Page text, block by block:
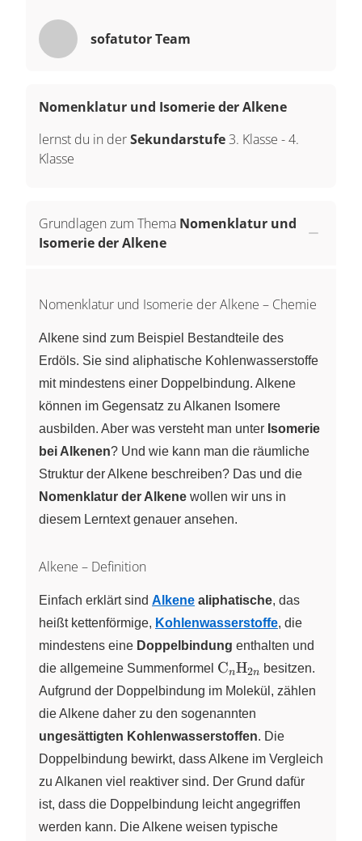
sofatutor Team
Nomenklatur und Isomerie der Alkene
lernst du in derSekundarstufe 3. Klasse -4.
Klasse
Grundlagen zum Thema Nomenklatur und
Isomerie der Alkene
Nomenklatur und Isomerie der Alkene – Chemie
Alkene sind zum Beispiel Bestandteile des
Erdöls. Sie sind aliphatische Kohlenwasserstoffe
mit mindestens einer Doppelbindung. Alkene
können im Gegensatz zu Alkanen Isomere
ausbilden. Aber was versteht man unter Isomerie
bei Alkenen? Und wie kann man die räumliche
Struktur der Alkene beschreiben? Das und die
Nomenklatur der Alkene wollen wir uns in
diesem Lerntext genauer ansehen.
Alkene – Definition
Einfach erklärt sind Alkene aliphatische, das
heißt kettenförmige, Kohlenwasserstoffe, die
mindestens eine Doppelbindung enthalten und
die allgemeine Summenformel \ce{C_nH_{2n}}
CX
nHX
2n besitzen.
Aufgrund der Doppelbindung im Molekül, zählen
die Alkene daher zu den sogenannten
ungesättigten Kohlenwasserstoffen. Die
Doppelbindung bewirkt, dass Alkene im Vergleich
zu Alkanen viel reaktiver sind. Der Grund dafür
ist, dass die Doppelbindung leicht angegriffen
werden kann. Die Alkene weisen typische